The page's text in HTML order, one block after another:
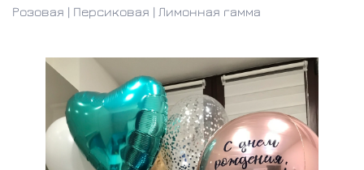
Розовая | Персиковая | Лимонная гамма